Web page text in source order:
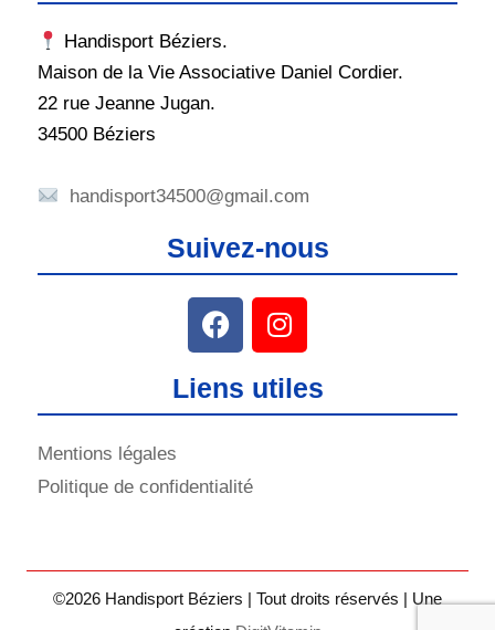
Handisport Béziers.
Maison de la Vie Associative Daniel Cordier.
22 rue Jeanne Jugan.
34500 Béziers
handisport34500@gmail.com
Suivez-nous
Liens utiles
Mentions légales
Politique de confidentialité
©2026 Handisport Béziers | Tout droits réservés | Une